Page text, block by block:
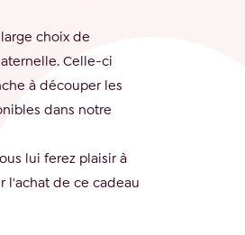
choix de
Celle-ci
à découper les
dans notre
lui ferez plaisir à
l'achat de ce cadeau